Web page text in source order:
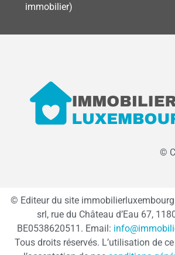
immobilier)
©
© Editeur du site
srl, rue du Château d’Eau 67,
BE0538620511. Email:
Tous droits réservés. L’utilisation de